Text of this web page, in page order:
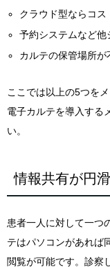
クラウド型ならコ
予約システムなど
カルテの保管場所が
ここでは以上の5つを
電子カルテを導入する
い。
情報共有が円
患者一人に対して一つ
テはパソコンがあれば
閲覧が可能です。診察